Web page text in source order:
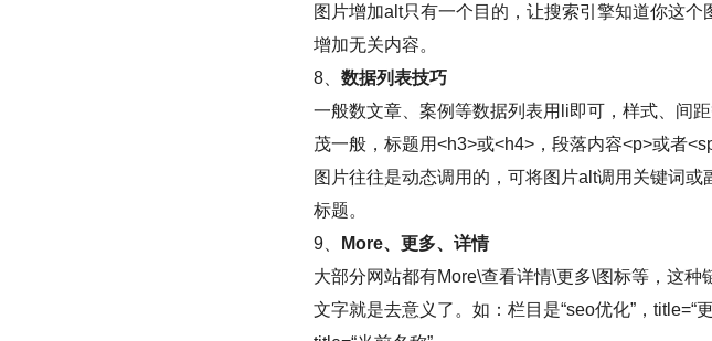
图片增加alt只有一个目的，让搜索引擎知道你这
增加无关内容。
8、 数据列表技巧
一般数文章、案例等数据列表用li即可，样式、间
茂一般，标题用<h3>或<h4>，段落内容<p>或者
图片往往是动态调用的，可将图片alt调用关键词
标题。
9、
More、更多、详情
大部分网站都有More\查看详情\更多\图标等，这种
文字就是去意义了。如：栏目是“seo优化”，title=“